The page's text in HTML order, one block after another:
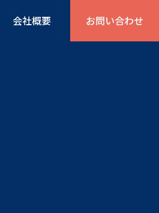
会社概要 お問い合わせ